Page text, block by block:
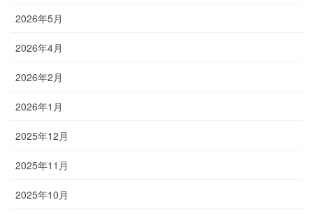
2026年5月
2026年4月
2026年2月
2026年1月
2025年12月
2025年11月
2025年10月